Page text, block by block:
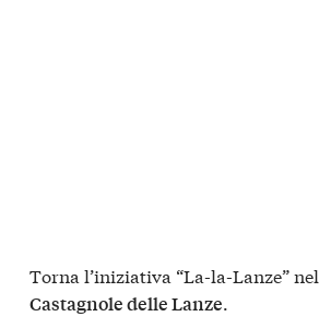
Torna l’iniziativa “La-la-Lanze” nel
Castagnole delle Lanze.